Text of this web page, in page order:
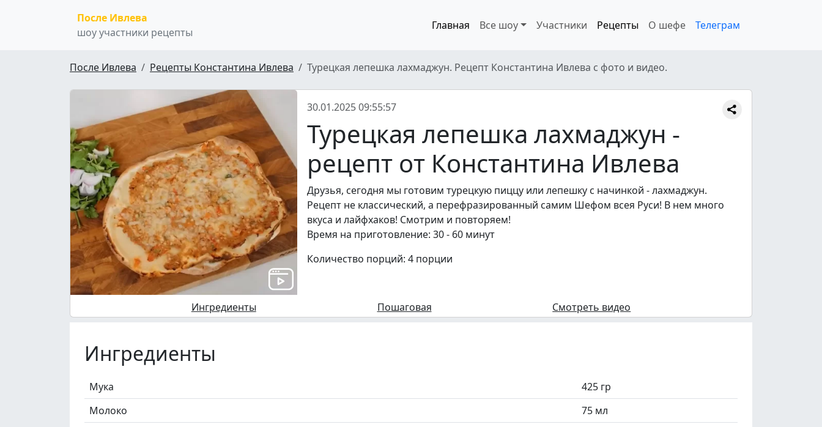
После Ивлева
шоу участники рецепты
Главная Все шоу Участники Рецепты О шефе Телеграм
После Ивлева Рецепты Константина Ивлева Турецкая лепешка лахмаджун. Рецепт Константина Ивлева с фото и видео.
30.01.2025 09:55:57
Турецкая лепешка лахмаджун -
рецепт от Константина Ивлева
Друзья, сегодня мы готовим турецкую пиццу или лепешку с начинкой - лахмаджун.
Рецепт не классический, а перефразированный самим Шефом всея Руси! В нем много
вкуса и лайфхаков! Смотрим и повторяем!
Время на приготовление: 30 - 60 минут
Количество порций: 4 порции
Ингредиенты Пошаговая Смотреть видео
Ингредиенты
Мука
425 гр
Молоко
75 мл